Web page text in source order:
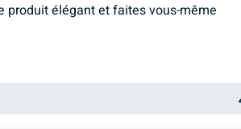
produit élégant et faites vous-même